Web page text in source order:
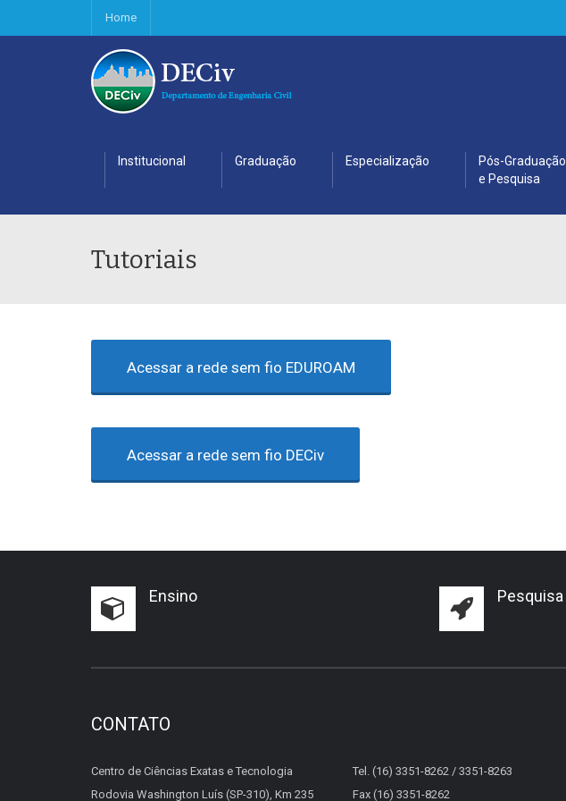
Home
Institucional Graduação Especialização
Pós-Graduação
e Pesquisa
Tutoriais
Acessar a rede sem fio EDUROAM
Acessar a rede sem fio DECiv
Ensino Pesquisa
CONTATO
Centro de Ciências Exatas e Tecnologia
Rodovia Washington Luís (SP-310), Km 235
Tel. (16) 3351-8262 / 3351-8263
Fax (16) 3351-8262